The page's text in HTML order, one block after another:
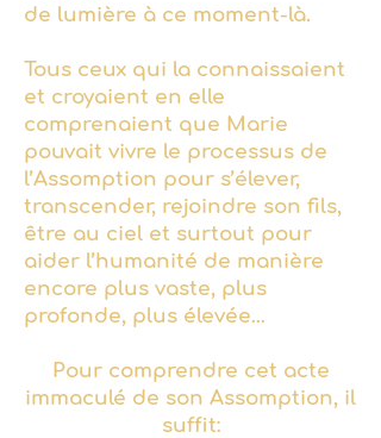
de lumière à ce moment-là.
Tous ceux qui la connaissaient
et croyaient en elle
comprenaient que Marie
pouvait vivre le processus de
l’Assomption pour s’élever,
transcender, rejoindre son fils,
être au ciel et surtout pour
aider l’humanité de manière
encore plus vaste, plus
profonde, plus élevée…
Pour comprendre cet acte
immaculé de son Assomption, il
suffit: